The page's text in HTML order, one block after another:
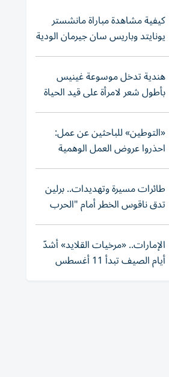
كيفية مشاهدة مباراة مانشستر
يونايتد وباريس سان جيرمان الودية
والقنوات الناقلة
هندية تدخل موسوعة غينيس
بأطول شعر لامرأة على قيد الحياة
«التوطين» للباحثين عن عمل:
احذروا عروض العمل الوهمية
وتحققوا عبر «الباركود»
طائرات مسيرة وتهديدات.. برلين
تدق ناقوس الخطر أمام "الحرب
الهجينة"
الإمارات.. «مرخيات القلايد» أشدّ
أيام الصيف تبدأ 11 أغسطس